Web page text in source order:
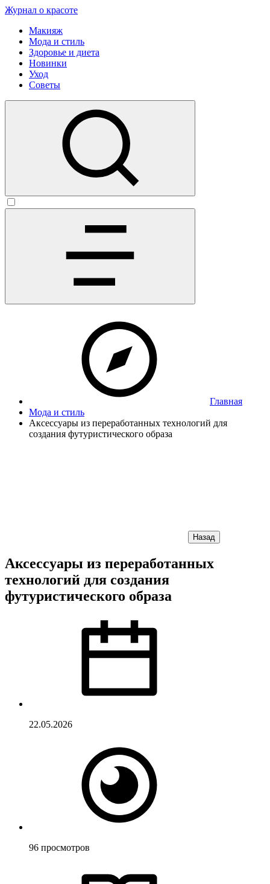
Журнал о красоте
Макияж
Мода и стиль
Здоровье и диета
Новинки
Уход
Советы
Главная
Мода и стиль
Аксессуары из переработанных технологий для
создания футуристического образа
Назад
Аксессуары из переработанных
технологий для создания
футуристического образа
22.05.2026
96 просмотров